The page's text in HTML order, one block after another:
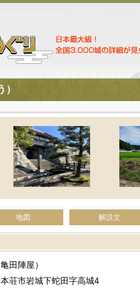
地図 解説文
田陣屋）
荘市岩城下蛇田字高城4